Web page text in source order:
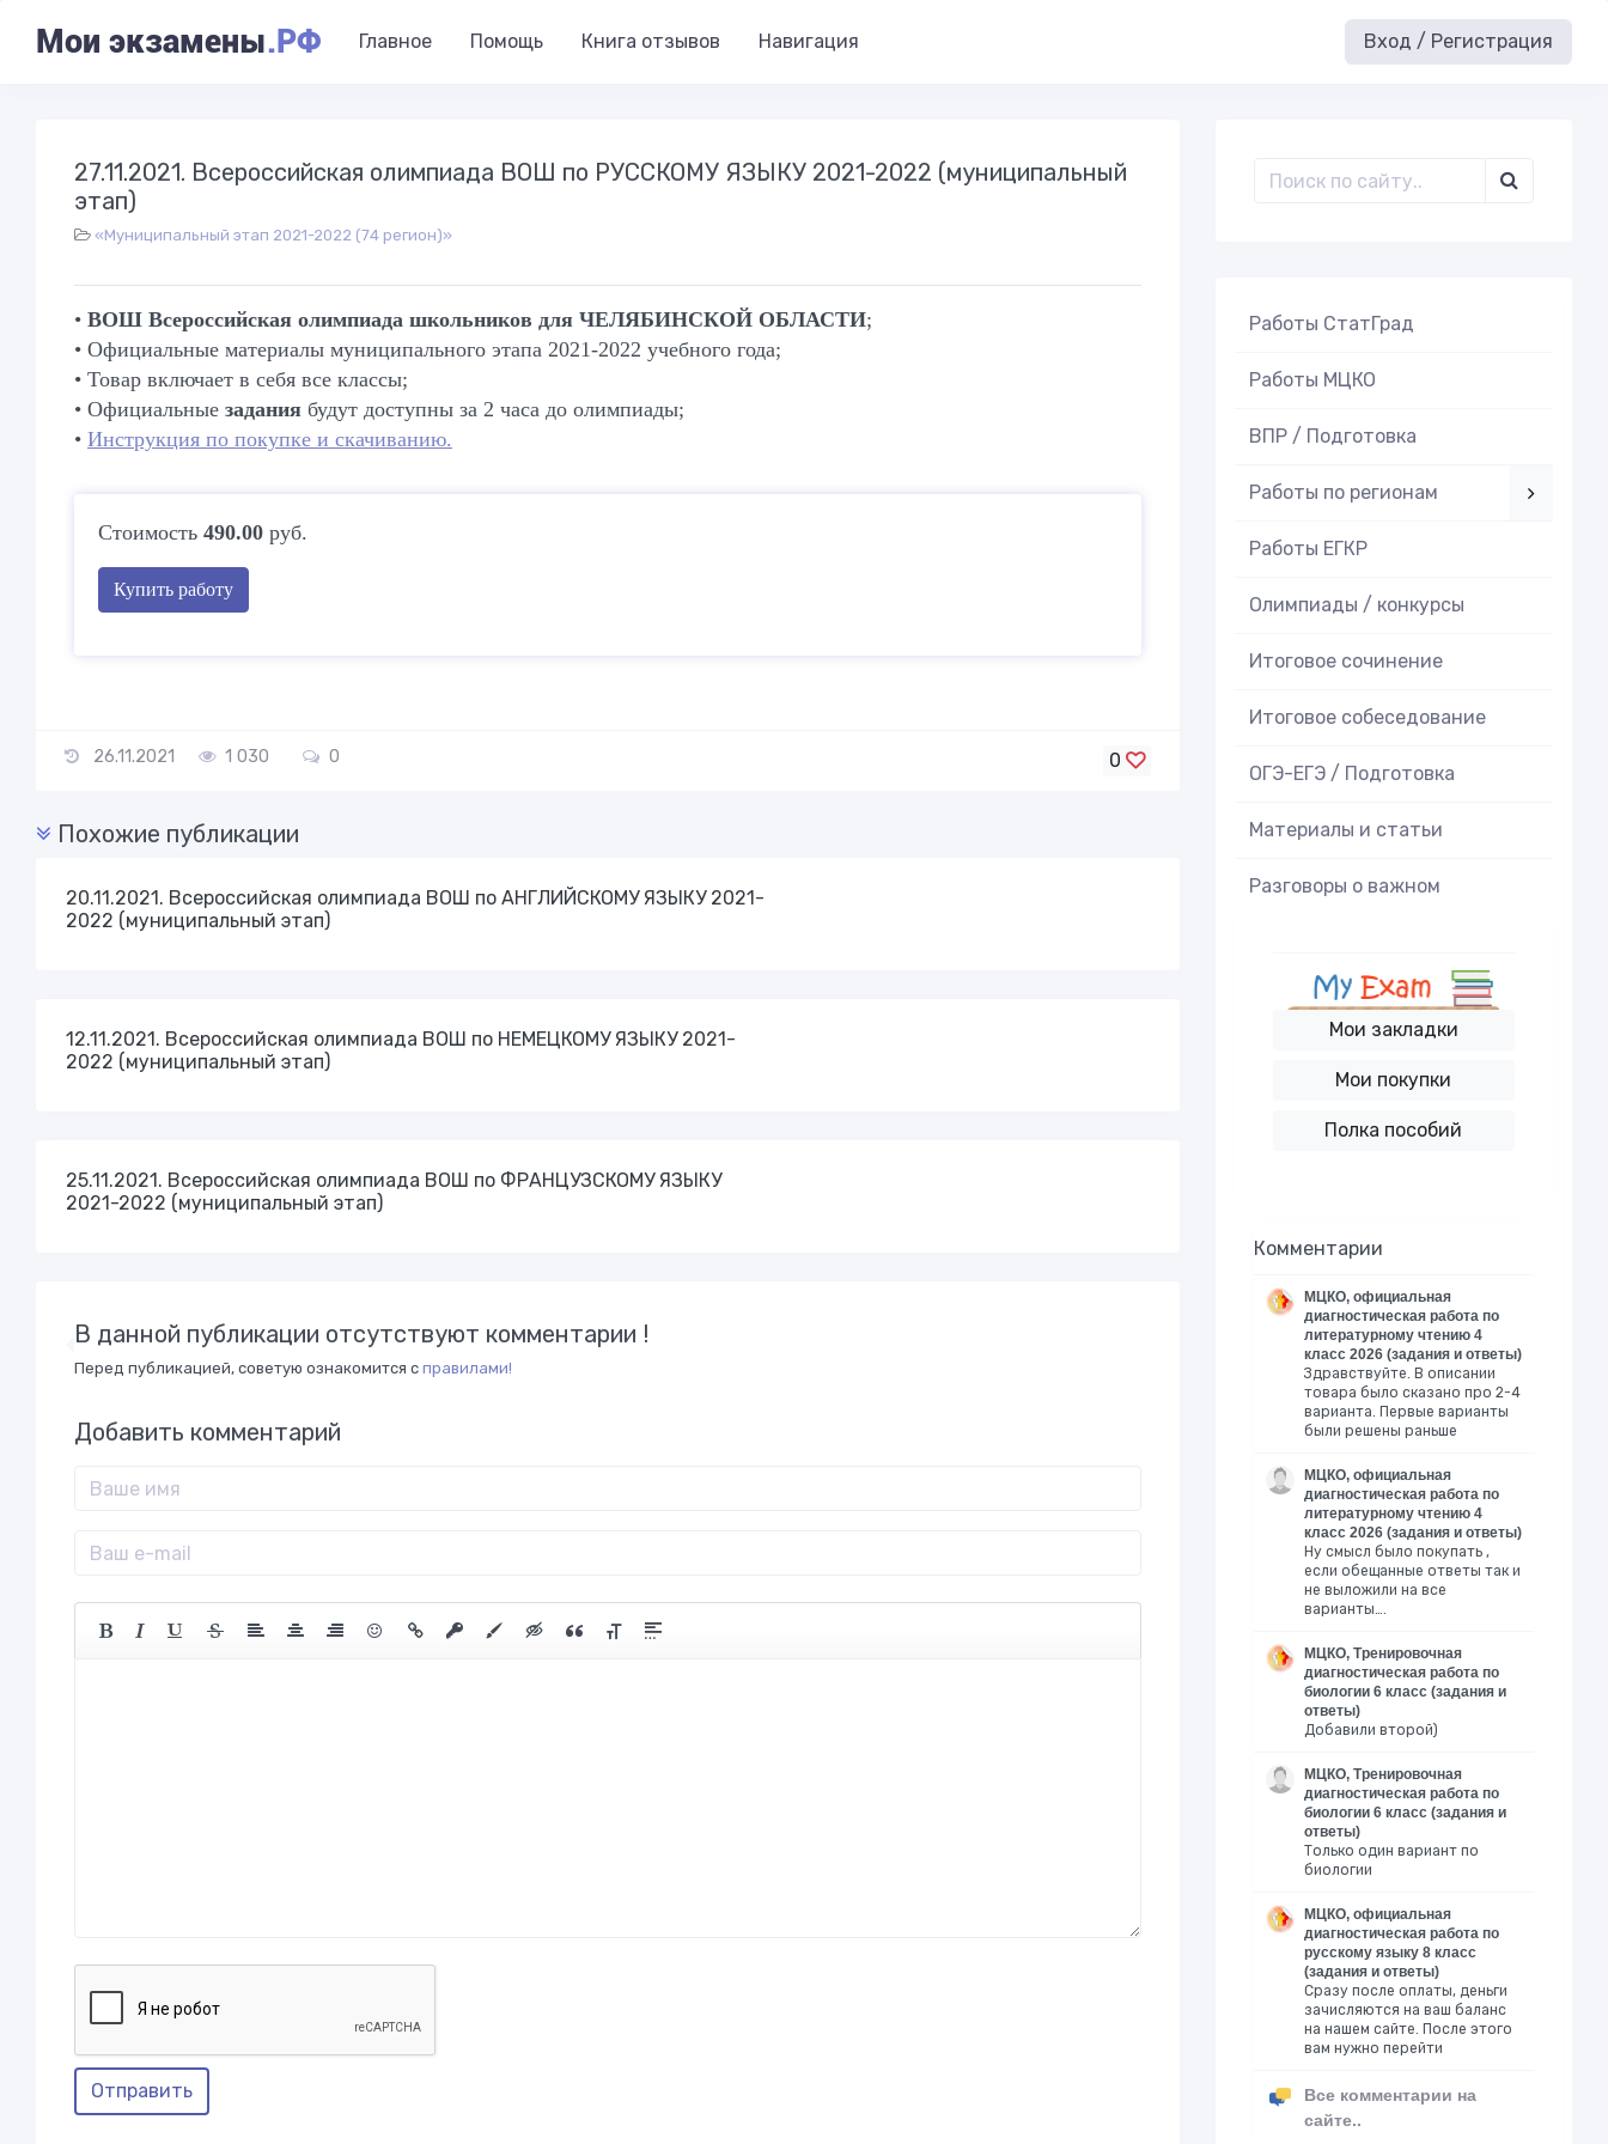
Мои экзамены.РФ Главное Помощь Книга отзывов Навигация Вход / Регистрация
27.11.2021. Всероссийская олимпиада ВОШ по РУССКОМУ ЯЗЫКУ 2021-2022 (муниципальный
этап)
«Муниципальный этап 2021-2022 (74 регион)»
• ВОШ Всероссийская олимпиада школьников для ЧЕЛЯБИНСКОЙ ОБЛАСТИ;
• Официальные материалы муниципального этапа 2021-2022 учебного года;
• Товар включает в себя все классы;
• Официальные задания будут доступны за 2 часа до олимпиады;
• Инструкция по покупке и скачиванию.
Стоимость 490.00 руб.
Купить работу
26.11.2021 1 030 0 0
Похожие публикации
20.11.2021. Всероссийская олимпиада ВОШ по АНГЛИЙСКОМУ ЯЗЫКУ 2021-
2022 (муниципальный этап)
12.11.2021. Всероссийская олимпиада ВОШ по НЕМЕЦКОМУ ЯЗЫКУ 2021-
2022 (муниципальный этап)
25.11.2021. Всероссийская олимпиада ВОШ по ФРАНЦУЗСКОМУ ЯЗЫКУ
2021-2022 (муниципальный этап)
В данной публикации отсутствуют комментарии !
Перед публикацией, советую ознакомится с правилами!
Добавить комментарий
Отправить
Работы СтатГрад
Работы МЦКО
ВПР / Подготовка
Работы по регионам
Работы ЕГКР
Олимпиады / конкурсы
Итоговое cочинение
Итоговое cобеседование
ОГЭ-ЕГЭ / Подготовка
Материалы и статьи
Разговоры о важном
Мои закладки
Мои покупки
Полка пособий
Комментарии
МЦКО, официальная
диагностическая работа по
литературному чтению 4
класс 2026 (задания и ответы)
Здравствуйте. В описании
товара было сказано про 2-4
варианта. Первые варианты
были решены раньше
МЦКО, официальная
диагностическая работа по
литературному чтению 4
класс 2026 (задания и ответы)
Ну смысл было покупать ,
если обещанные ответы так и
не выложили на все
варианты….
МЦКО, Тренировочная
диагностическая работа по
биологии 6 класс (задания и
ответы)
Добавили второй)
МЦКО, Тренировочная
диагностическая работа по
биологии 6 класс (задания и
ответы)
Только один вариант по
биологии
МЦКО, официальная
диагностическая работа по
русскому языку 8 класс
(задания и ответы)
Сразу после оплаты, деньги
зачисляются на ваш баланс
на нашем сайте. После этого
вам нужно перейти
Все комментарии на
сайте..